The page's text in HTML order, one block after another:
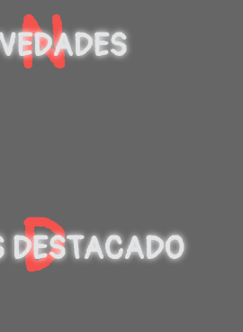
N
D
DESTACADO